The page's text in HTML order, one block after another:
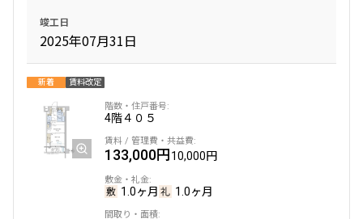
1R〜1K
2LDK
専有面積
〜
竣工日
2025年07月31日
新着 賃料改定
4階４０５
133,000円10,000円
1.0ヶ月 1.0ヶ月